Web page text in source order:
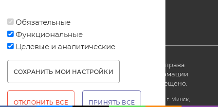
© ОДО «Точно-вовремя» 2007-2026. Все права
защищены, любое использование информации
без ссылки на источник produkt.by запрещено.
Юридический адрес: Республика Беларусь, 220005, г. Минск,
Обязательные
Функциональные
Целевые и аналитические
СОХРАНИТЬ МОИ НАСТРОЙКИ
ОТКЛОНИТЬ ВСЕ ПРИНЯТЬ ВСЕ
WITHDRAW CONSENT